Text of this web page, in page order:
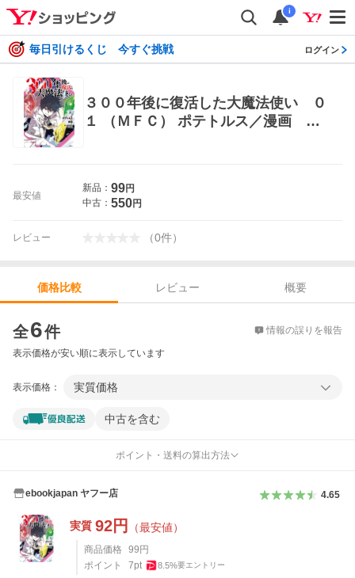
i
毎日引けるくじ 今すぐ挑戦 ログイン
３００年後に復活した大魔法使い ０
１ （ＭＦＣ） ポテトルス／漫画 鄭
最安値
新品： 99円
中古： 550円
レビュー （0件）
価格比較 レビュー
概要
全6件 情報の誤りを報告
表示価格が安い順に表示しています
表示価格： 実質価格
中古を含む
ポイント・送料の算出方法
ebookjapan ヤフー店 4.65
実質 92円 （最安値）
商品価格 99 円
ポイント
7pt 8.5%要エントリー